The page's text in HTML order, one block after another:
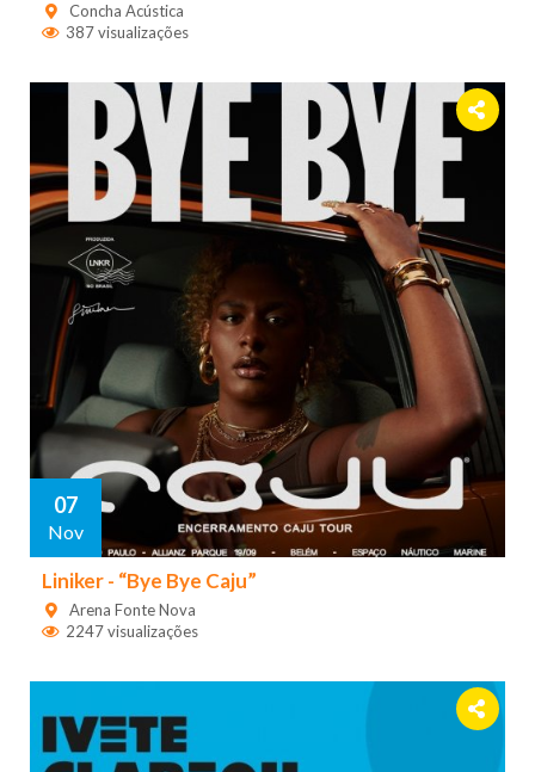
Concha Acústica
387 visualizações
07
Nov
Liniker - “Bye Bye Caju”
Arena Fonte Nova
2247 visualizações